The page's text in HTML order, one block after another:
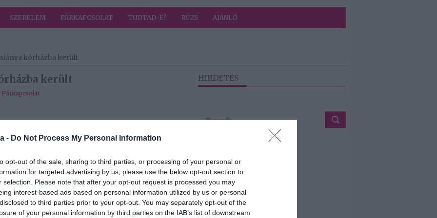
- Do Not Process My Personal Information
opt-out of the sale, sharing to third parties, or processing of your personal or
for targeted advertising by us, please use the below opt-out section to
selection. Please note that after your opt-out request is processed you may
interest-based ads based on personal information utilized by us or personal
to third parties prior to your opt-out. You may separately opt-out of the
of your personal information by third parties on the IAB’s list of downstream
SZERELEM PÁRKAPCSOLAT TUDTAD-E? RÚZS AJÁNLÓ
kórházba került
került
Párkapcsolat
után végre elérkezett a jól megérdemelt
Ya Ou számára. A tehetséges énekes házaspár
varázslatos környezetében, ráadásul
alkalommal csatlakoztak hozzájuk Feng Ya Ou
indult, ám már a második este meglepetéseket
a nyugalom és a kikapcsolódás volt, az események
színesítették a közös nyaralást.
HIRDETÉS